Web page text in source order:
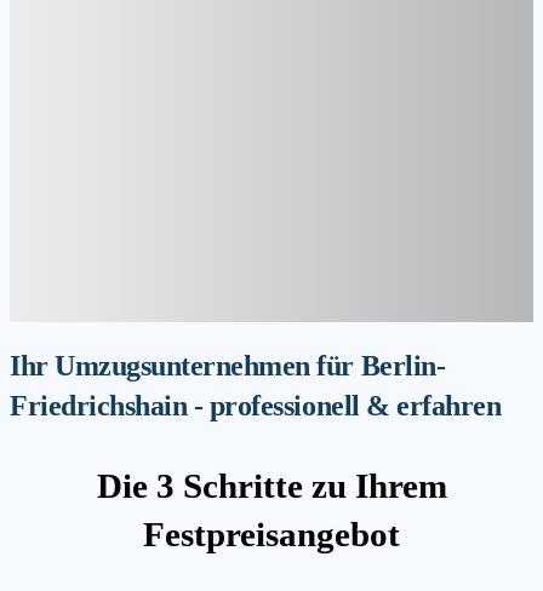
Ihr Umzugsunternehmen für Berlin-
Friedrichshain - professionell & erfahren
Die 3 Schritte zu Ihrem
Festpreisangebot